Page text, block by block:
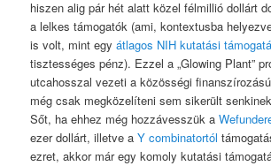
hiszen alig pár hét alatt közel félmillió dollárt
a lelkes támogatók (ami, kontextusba
is volt, mint egyátlagos NIH kutatási
tisztességes pénz). Ezzel a „Glowing Plant”
utcahosszal vezeti a közösségi
még csak megközelíteni sem sikerült
Sőt, ha ehhez még hozzávesszük a
ezer dollárt, illetve aY combinatortól
ezret, akkor már egy komoly kutatási